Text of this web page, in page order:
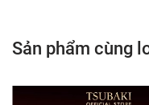
• Lấy một lượng
• Cho dầu gội lên
Sản phẩm cùng